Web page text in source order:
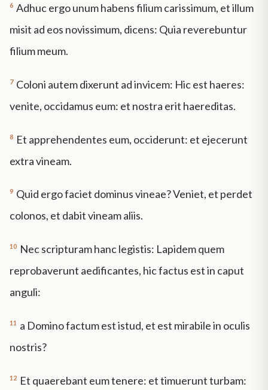
6 Adhuc ergo unum habens filium carissimum, et illum
misit ad eos novissimum, dicens: Quia reverebuntur
filium meum.
7 Coloni autem dixerunt ad invicem: Hic est haeres:
venite, occidamus eum: et nostra erit haereditas.
8 Et apprehendentes eum, occiderunt: et ejecerunt
extra vineam.
9 Quid ergo faciet dominus vineae? Veniet, et perdet
colonos, et dabit vineam aliis.
10 Nec scripturam hanc legistis: Lapidem quem
reprobaverunt aedificantes, hic factus est in caput
anguli:
11 a Domino factum est istud, et est mirabile in oculis
nostris?
12 Et quaerebant eum tenere: et timuerunt turbam: